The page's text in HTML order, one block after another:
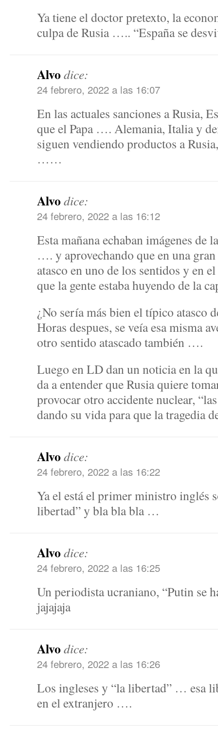
Ya tiene el doctor pretexto, la
culpa de Rusia ….. “España se
Alvodice:
24 febrero, 2022 a las 16:07
En las actuales sanciones a Rusia,
que el Papa …. Alemania, Italia y
siguen vendiendo productos a
……
Alvodice:
24 febrero, 2022 a las 16:12
Esta mañana echaban imágenes
…. y aprovechando que en una gran
atasco en uno de los sentidos y en
que la gente estaba huyendo de la
¿No sería más bien el típico atasco
Horas despues, se veía esa misma
otro sentido atascado también ….
Luego en LD dan un noticia en la
da a entender que Rusia quiere
provocar otro accidente nuclear,
dando su vida para que la tragedia
Alvodice:
24 febrero, 2022 a las 16:22
Ya el está el primer ministro inglés
libertad” y bla bla bla …
Alvodice:
24 febrero, 2022 a las 16:25
Un periodista ucraniano, “Putin se
jajajaja
Alvodice:
24 febrero, 2022 a las 16:26
Los ingleses y “la libertad” … esa
en el extranjero ….